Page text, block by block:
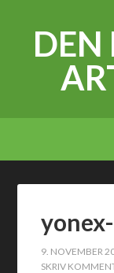
DEN
9. NOVEMBER
SKRIV